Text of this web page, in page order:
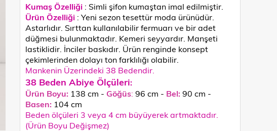
Kumaş Özelliği : Simli şifon kumaştan imal edilmiştir.
Ürün Özelliği : Yeni sezon tesettür moda ürünüdür.
Astarlıdır. Sırttan kullanılabilir fermuarı ve bir adet
düğmesi bulunmaktadır. Kemeri seyyardır. Manşeti
lastiklidir. İnciler baskıdır. Ürün renginde konsept
çekimlerinden dolayı ton farklılığı olabilir.
Mankenin Üzerindeki 38 Bedendir.
38 Beden Abiye Ölçüleri:
Ürün Boyu: 138 cm - Göğüs: 96 cm - Bel:90 cm -
Basen: 104 cm
Beden ölçüleri 3 veya 4 cm büyüyerek artmaktadır.
(Ürün Boyu Değişmez)